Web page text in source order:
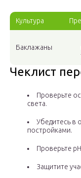
Культура
Баклажаны
Чеклист
Проверьте
света.
Убедитесь в
постройками.
Проверьте
Защитите